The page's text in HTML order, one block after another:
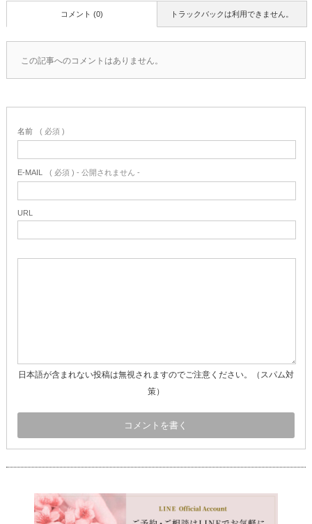
トラックバックは利用できません。
コメント (0)
この記事へのコメントはありません。
名前 ( 必須 )
E-MAIL ( 必須 ) - 公開されません -
URL
日本語が含まれない投稿は無視されますのでご注意ください。（スパム対
策）